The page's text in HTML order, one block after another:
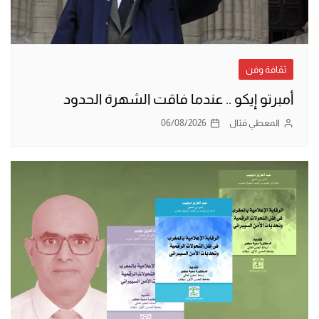
ثقافة وفن
أمبرتو إيكو .. عندما فاقت الشهرة الحدود
المعطي قبّال 06/08/2026